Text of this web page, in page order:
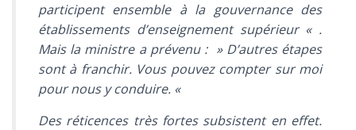
participent ensemble à la gouvernance des
établissements d’enseignement supérieur « .
Mais la ministre a prévenu : » D’autres étapes
sont à franchir. Vous pouvez compter sur moi
pour nous y conduire. «
Des réticences très fortes subsistent en effet.